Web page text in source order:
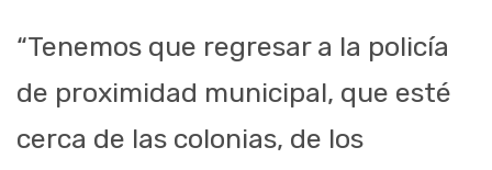
“Tenemos que regresar a la policía
de proximidad municipal, que esté
cerca de las colonias, de los